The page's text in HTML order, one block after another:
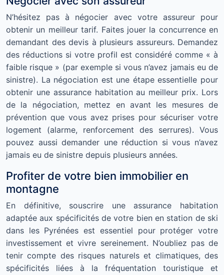
N’hésitez pas à négocier avec votre assureur pour
obtenir un meilleur tarif. Faites jouer la concurrence en
demandant des devis à plusieurs assureurs. Demandez
des réductions si votre profil est considéré comme « à
faible risque » (par exemple si vous n’avez jamais eu de
sinistre). La négociation est une étape essentielle pour
obtenir une assurance habitation au meilleur prix. Lors
de la négociation, mettez en avant les mesures de
prévention que vous avez prises pour sécuriser votre
logement (alarme, renforcement des serrures). Vous
pouvez aussi demander une réduction si vous n’avez
jamais eu de sinistre depuis plusieurs années.
Profiter de votre bien immobilier en
montagne
En définitive, souscrire une assurance habitation
adaptée aux spécificités de votre bien en station de ski
dans les Pyrénées est essentiel pour protéger votre
investissement et vivre sereinement. N’oubliez pas de
tenir compte des risques naturels et climatiques, des
spécificités liées à la fréquentation touristique et